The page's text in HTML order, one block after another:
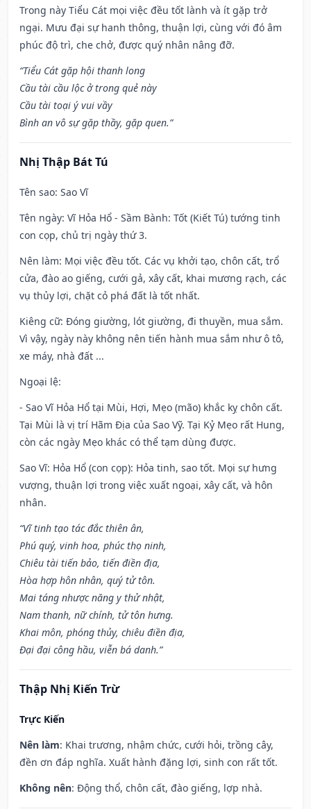
Trong này Tiểu Cát mọi việc đều tốt lành và ít gặp trở
ngại. Mưu đại sự hanh thông, thuận lợi, cùng với đó âm
phúc độ trì, che chở, được quý nhân nâng đỡ.
“Tiểu Cát gặp hội thanh long
Cầu tài cầu lộc ở trong quẻ này
Cầu tài toại ý vui vầy
Bình an vô sự gặp thầy, gặp quen.”
Nhị Thập Bát Tú
Tên sao: Sao Vĩ
Tên ngày: Vĩ Hỏa Hổ - Sầm Bành: Tốt (Kiết Tú) tướng tinh
con cọp, chủ trị ngày thứ 3.
Nên làm: Mọi việc đều tốt. Các vụ khởi tạo, chôn cất, trổ
cửa, đào ao giếng, cưới gả, xây cất, khai mương rạch, các
vụ thủy lợi, chặt cỏ phá đất là tốt nhất.
Kiêng cữ: Đóng giường, lót giường, đi thuyền, mua sắm.
Vì vậy, ngày này không nên tiến hành mua sắm như ô tô,
xe máy, nhà đất ...
Ngoại lệ:
- Sao Vĩ Hỏa Hổ tại Mùi, Hợi, Mẹo (mão) khắc kỵ chôn cất.
Tại Mùi là vị trí Hãm Địa của Sao Vỹ. Tại Kỷ Mẹo rất Hung,
còn các ngày Mẹo khác có thể tạm dùng được.
Sao Vĩ: Hỏa Hổ (con cọp): Hỏa tinh, sao tốt. Mọi sự hưng
vượng, thuận lợi trong việc xuất ngoại, xây cất, và hôn
nhân.
“Vĩ tinh tạo tác đắc thiên ân,
Phú quý, vinh hoa, phúc thọ ninh,
Chiêu tài tiến bảo, tiến điền địa,
Hòa hợp hôn nhân, quý tử tôn.
Mai táng nhược năng y thử nhật,
Nam thanh, nữ chính, tử tôn hưng.
Khai môn, phóng thủy, chiêu điền địa,
Đại đại công hầu, viễn bá danh.”
Thập Nhị Kiến Trừ
Trực Kiến
Nên làm: Khai trương, nhậm chức, cưới hỏi, trồng cây,
đền ơn đáp nghĩa. Xuất hành đặng lợi, sinh con rất tốt.
Không nên: Động thổ, chôn cất, đào giếng, lợp nhà.